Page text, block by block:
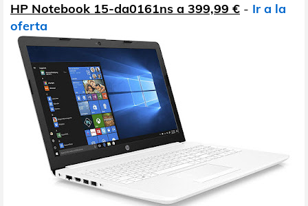
HP Notebook 15-da0161ns a 399,99 € - Ir a la
oferta